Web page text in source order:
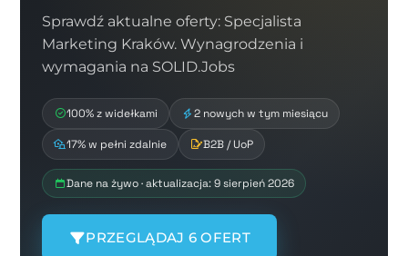
Sprawdź aktualne oferty: Specjalista
Marketing Kraków. Wynagrodzenia i
wymagania na SOLID.Jobs
100% z widełkami 2 nowych w tym miesiącu
17% w pełni zdalnie B2B / UoP
Dane na żywo · aktualizacja: 9 sierpień 2026
PRZEGLĄDAJ 6 OFERT